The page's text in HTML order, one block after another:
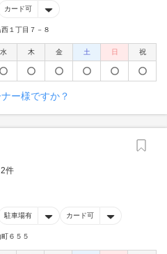
カード可
１丁目７－８
水 木 金 土 日 祝
ー様ですか？
2件
駐車場有 カード可
６５５